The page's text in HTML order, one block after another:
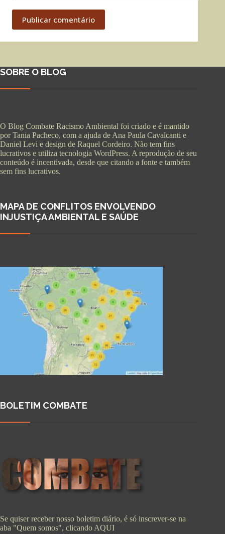
Publicar comentário
SOBRE O BLOG
O Blog Combate Racismo Ambiental foi criado e é mantido
por Tania Pacheco, com a ajuda de Ana Paula Cavalcanti e
Daniel Levi e design de Raquel Cordeiro. Não tem fins
lucrativos e utiliza tecnologia WordPress. A reprodução de seu
conteúdo é incentivada, desde que citando a fonte e também
sem fins lucrativos.
MAPA DE CONFLITOS ENVOLVENDO
INJUSTIÇA AMBIENTAL E SAÚDE
BOLETIM COMBATE
Se quiser receber nosso boletim diário, é só inscrever-se na
aba "Quem somos", clicandoAQUI